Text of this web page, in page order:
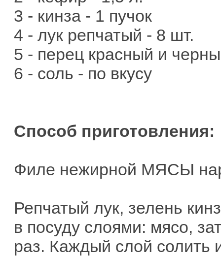
3 - кинза - 1 пучок
4 - лук репчатый - 8 шт.
5 - перец красный и
6 - соль - по вкусу
Способ приготовления:
Филе нежирной МЯСЫ
Репчатый лук, зелень
в посуду слоями: мясо,
раз. Каждый слой солить